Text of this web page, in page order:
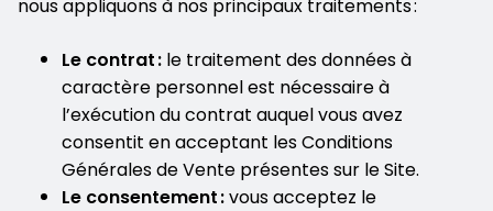
nous appliquons à nos principaux traitements :
Le contrat : le traitement des données à
caractère personnel est nécessaire à
l’exécution du contrat auquel vous avez
consentit en acceptant les Conditions
Générales de Vente présentes sur le Site.
Le consentement :vous acceptez le